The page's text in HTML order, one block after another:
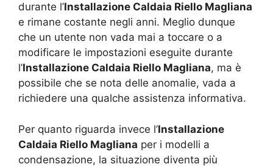
durante l’Installazione Caldaia Riello Magliana
e rimane costante negli anni. Meglio dunque
che un utente non vada mai a toccare o a
modificare le impostazioni eseguite durante
l’Installazione Caldaia Riello Magliana, ma è
possibile che se nota delle anomalie, vada a
richiedere una qualche assistenza informativa.
Per quanto riguarda invece l’Installazione
Caldaia Riello Magliana per i modelli a
condensazione, la situazione diventa più